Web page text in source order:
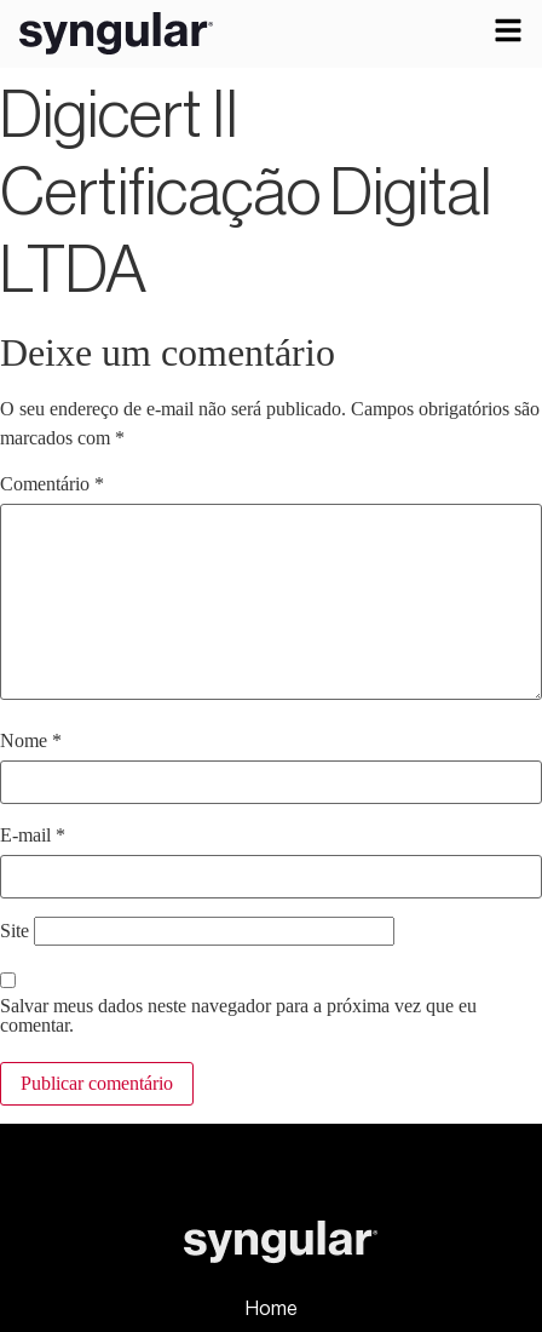
Digicert II
Certificação Digital
LTDA
Deixe um comentário
O seu endereço de e-mail não será publicado. Campos obrigatórios são
marcados com *
Comentário *
Nome *
E-mail *
Site
Salvar meus dados neste navegador para a próxima vez que eu
comentar.
Home